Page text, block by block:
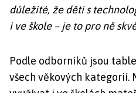
důležité, že děti s
i ve škole – je to pro ně
Podle odborníků jsou
všech věkových kategorií.